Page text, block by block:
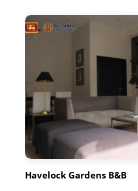
Havelock Gardens B&B